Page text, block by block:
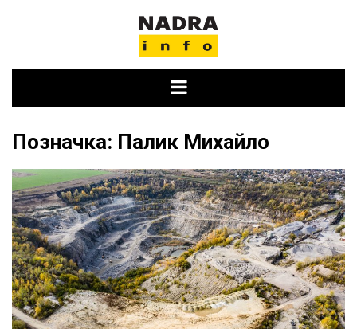
Позначка: Палик Михайло